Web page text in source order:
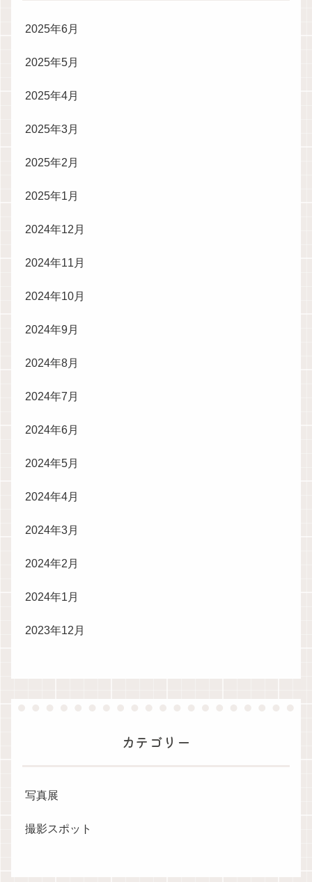
2025年6月
2025年5月
2025年4月
2025年3月
2025年2月
2025年1月
2024年12月
2024年11月
2024年10月
2024年9月
2024年8月
2024年7月
2024年6月
2024年5月
2024年4月
2024年3月
2024年2月
2024年1月
2023年12月
カテゴリー
写真展
撮影スポット